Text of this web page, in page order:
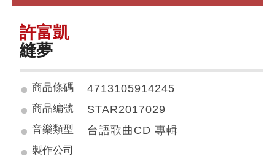
許富凱
縫夢
商品條碼 4713105914245
商品編號 STAR2017029
音樂類型 台語歌曲CD 專輯
製作公司